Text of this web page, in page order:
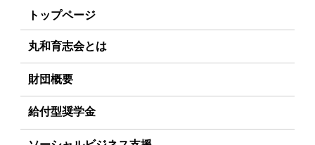
トップページ
丸和育志会とは
理事長あいさつ
丸和育志会の目指す未来
学生のみなさんへ
財団概要
理念
沿革
給付型奨学金